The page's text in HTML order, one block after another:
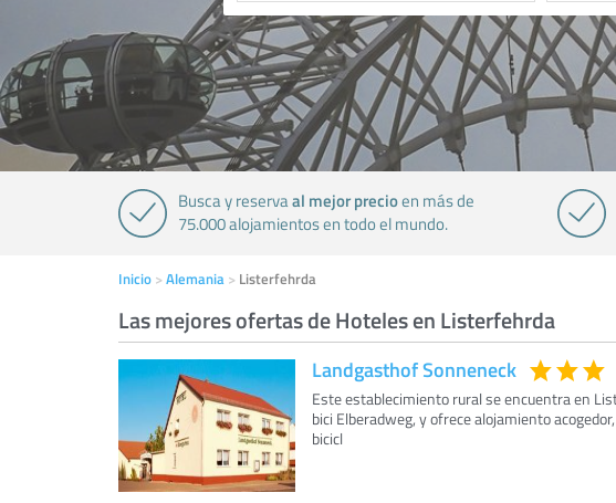
Busca y reservaal mejor precioen más de
75.000 alojamientos en todo el mundo.
Inicio Alemania Listerfehrda
Las mejores ofertas de Hoteles en Listerfehrda
Landgasthof Sonneneck
Este establecimiento rural se encuentra en
bici Elberadweg, y ofrece alojamiento
bicicl